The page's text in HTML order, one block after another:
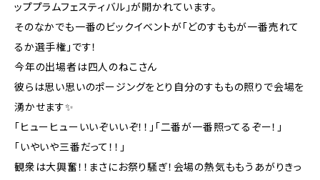
ッププラムフェスティバル」が開かれています。
そのなかでも一番のビックイベントが「どのすももが一番売れて
るか選手権」です！
今年の出場者は四人のねこさん
彼らは思い思いのポージングをとり自分のすももの照りで会場を
湧かせます✨
「ヒューヒューいいぞいいぞ！！」「二番が一番照ってるぞー！」
「いやいや三番だって！！」
観衆は大興奮！！まさにお祭り騒ぎ！会場の熱気ももうあがりきっ